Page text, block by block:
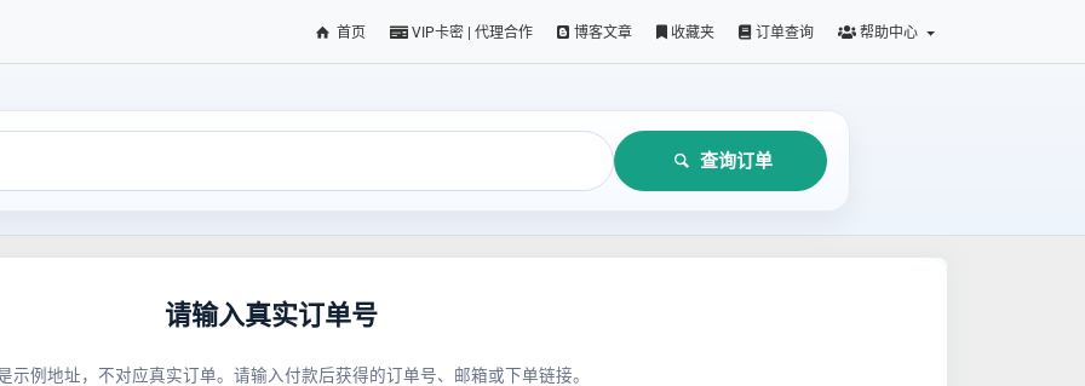
首页 VIP卡密 | 代理合作 博客文章 收藏夹 订单查询 帮助中心
查询订单
请输入真实订单号
示例地址，不对应真实订单。请输入付款后获得的订单号、邮箱或下单链接。